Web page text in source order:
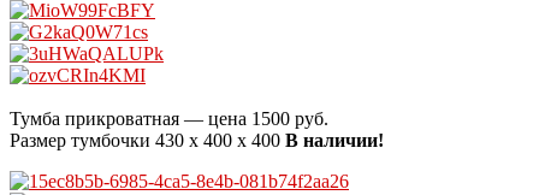
Тумба прикроватная — цена 1500 руб.
Размер тумбочки 430 х 400 х 400 В наличии!